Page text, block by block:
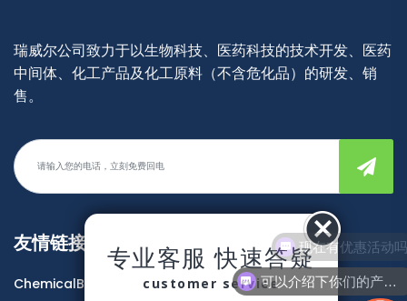
专业客服 快速答疑
customer service
瑞威尔公司致力于以生物科技、医药科技的技术开发、医药
中间体、化工产品及化工原料（不含危化品）的研发、销
售。
友情链接
ChemicalBook
可以介绍下你们的产品么
现在有优惠活动